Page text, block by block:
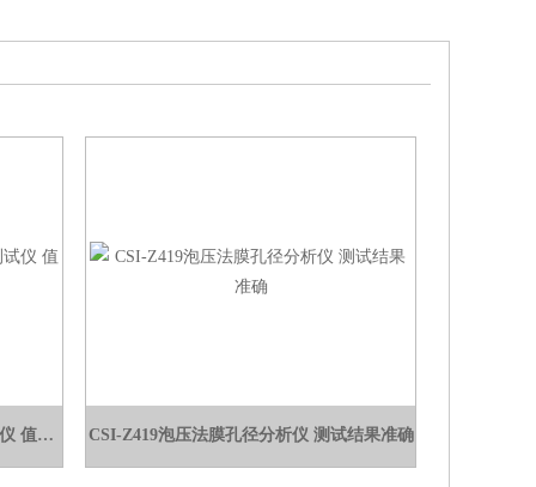
CSI-Z134A一次性闭合夹耐疲劳测试仪 值得信赖 CSI-Z419泡压法膜孔径分析仪 测试结果准确